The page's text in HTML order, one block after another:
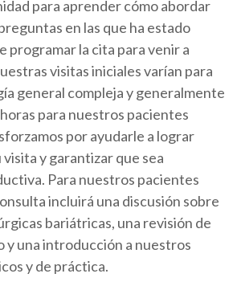
para aprender cómo abordar
en las que ha estado
programar la cita para venir a
visitas iniciales varían para
general compleja y generalmente
para nuestros pacientes
por ayudarle a lograr
y garantizar que sea
Para nuestros pacientes
incluirá una discusión sobre
bariátricas, una revisión de
y una introducción a nuestros
y de práctica.